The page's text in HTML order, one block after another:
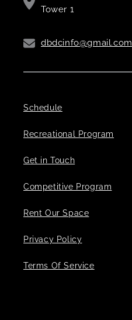
Tower 1
dbdcinfo@gmail.com
Schedule
Recreational Program
Get in Touch
Competitive Program
Rent Our Space
Privacy Policy
Terms Of Service